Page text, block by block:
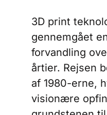
3D print
gennemgået
forvandling
årtier. Rejsen
af 1980-erne,
visionære